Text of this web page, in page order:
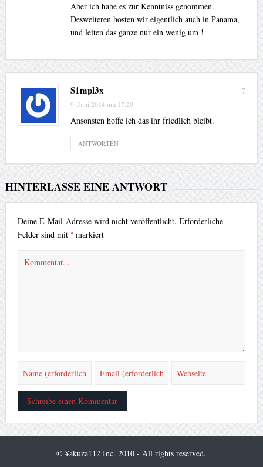
Aber ich habe es zur Kenntniss genommen.
Desweiteren hosten wir eigentlich auch in Panama,
und leiten das ganze nur ein wenig um !
7
S1mpl3x
9. Juni 2014 um 17:29
Ansonsten hoffe ich das ihr friedlich bleibt.
ANTWORTEN
HINTERLASSE EINE ANTWORT
Deine E-Mail-Adresse wird nicht veröffentlicht. Erforderliche
Felder sind mit *markiert
© ¥akuza112 Inc. 2010 - All rights reserved.